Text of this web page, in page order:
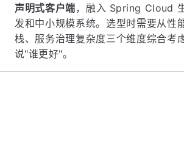
声明式客户端，融入 Spring Cloud
发和中小规模系统。选型时需要从性
栈、服务治理复杂度三个维度综合考
说"谁更好"。